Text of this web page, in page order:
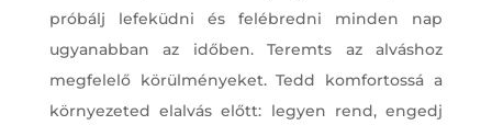
próbálj lefeküdni és felébredni minden nap
ugyanabban az időben. Teremts az alváshoz
megfelelő körülményeket. Tedd komfortossá a
környezeted elalvás előtt: legyen rend, engedj